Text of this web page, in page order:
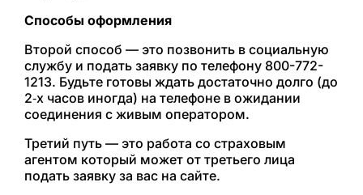
Способы оформления
Второй способ — это позвонить в социальную
службу и подать заявку по телефону 800-772-
1213. Будьте готовы ждать достаточно долго (до
2‑х часов иногда) на телефоне в ожидании
соединения с живым оператором.
Третий путь — это работа со страховым
агентом который может от третьего лица
подать заявку за вас на сайте.